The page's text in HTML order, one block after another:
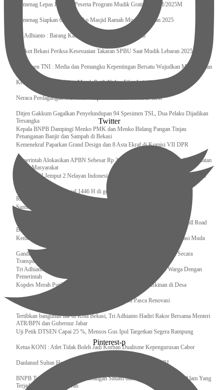
Kemenag Lepas Ratusan Peserta Program Mudik Gratis 1446 H/2025M
Kemenag Siapkan 6.180 Posko Masjid Ramah Mudik Lebaran 2025
Tri Adhianto : Barang Kadaluarsa Segera di Kembalikan
Walkot Bekasi Periksa Kesesuaian Takaran SPBU Saat Mudik Lebaran 2025
Kapuspen TNI : Media dan Pemangku Kepentingan Bersatu Wujudkan Mudik Aman
Kemenekraf Ajak Kabinet Merah Putih Nobar Film Animasi Jumbo
Neraca Perdagangan Indonesia Surplus 58 Bulan Berturut-turut
Ditjen Gakkum Gagalkan Penyelundupan 94 Spesimen TSL, Dua Pelaku Dijadikan
Tersangka
Kepala BNPB Dampingi Menko PMK dan Menko Bidang Pangan Tinjau
Penanganan Banjir dan Sampah di Bekasi
Kemenekraf Paparkan Grand Design dan 8 Asta Ekraf di Komisi VII DPR
Pemerintah Alokasikan APBN Sebesar Rp 3,4 Triliun untuk Program Cek Kesehatan
Gratis Masyarakat
Bakamla RI Jemput 2 Nelayan Indonesia di Perbatasan Terluar Indonesia Malaysia
Sidang Isbat Awal Syawal 1446 H di gelar oleh Kementerian Agama pada 29
Ramadan
Sumber Daya Adalah Tantangan Penanganan Darurat Bencana di Daerah
Dukung Kelancaran Lalu Lintas Libur Idul Fitri 1446h / 2025m, Waskita Toll Road
Berlakukan Diskon Tarif Sebesar 20%
Kemenekraf – Kemeninves Perkuat Sinergi Demi Lapangan Kerja Generasi Muda
Gandeng KPK , Gus Ipul Memastikan Penyaluran Bansos Dilakukan Secara
Transparan dan Tepat Sasaran
Tri Adhianto Katakan : Tarling Sebagai Sarana Komunikasi Antar Warga Dengan
Pemerintah
Kopdes Merah Putih Instrumen Penting Pengentasan Kemiskinan di Desa
Presiden, Prabowo Subianto Resmikan 17 Stadion Pasca Renovasi
Tertibkan bangunan liar di Kota Bekasi, Tri Adhianto Hadiri Rakor Bersama Menteri
ATR/BPN dan Gubernur Jabar
Uji Petik DTSEN Capai 25 %, Mensos Gus Ipul Targetkan Segera Rampung
Ketua KONI : Atlet Tidak Boleh Jadi Korban Dualisme Kepengurusan Cabor
Danlanud Sultan Hasanuddin Ikuti Exit Meeting Bersama BPK RI
BNPB Terus Memantau Perkembangan Situasi dan Penanganan Bencana Alam Yang
Terjadi di Beberapa Daerah
Twitter
Pinterest-p